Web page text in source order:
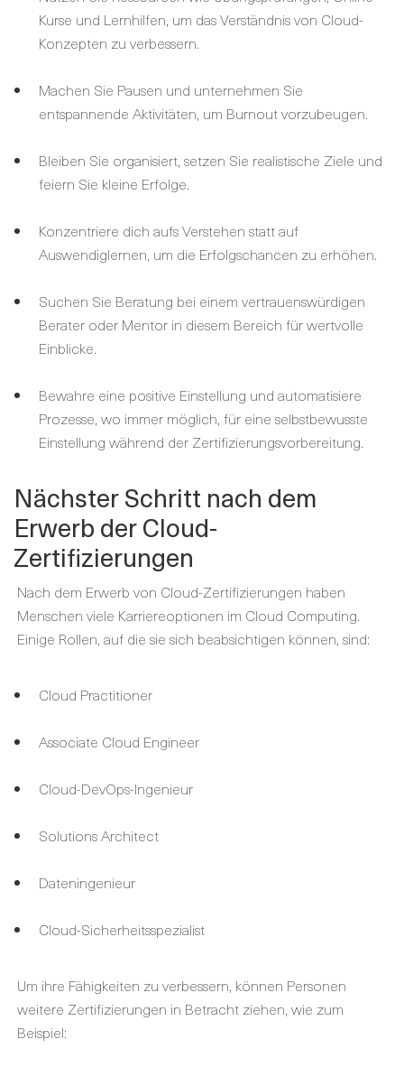
Kurse und Lernhilfen, um das Verständnis von Cloud-
Konzepten zu verbessern.
Machen Sie Pausen und unternehmen Sie
entspannende Aktivitäten, um Burnout vorzubeugen.
Bleiben Sie organisiert, setzen Sie realistische Ziele und
feiern Sie kleine Erfolge.
Konzentriere dich aufs Verstehen statt auf
Auswendiglernen, um die Erfolgschancen zu erhöhen.
Suchen Sie Beratung bei einem vertrauenswürdigen
Berater oder Mentor in diesem Bereich für wertvolle
Einblicke.
Bewahre eine positive Einstellung und automatisiere
Prozesse, wo immer möglich, für eine selbstbewusste
Einstellung während der Zertifizierungsvorbereitung.
Nächster Schritt nach dem
Erwerb der Cloud-
Zertifizierungen
Nach dem Erwerb von Cloud-Zertifizierungen haben
Menschen viele Karriereoptionen im Cloud Computing.
Einige Rollen, auf die sie sich beabsichtigen können, sind:
Cloud Practitioner
Associate Cloud Engineer
Cloud-DevOps-Ingenieur
Solutions Architect
Dateningenieur
Cloud-Sicherheitsspezialist
Um ihre Fähigkeiten zu verbessern, können Personen
weitere Zertifizierungen in Betracht ziehen, wie zum
Beispiel: